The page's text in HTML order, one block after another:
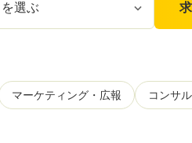
マーケティング・広報 コンサ